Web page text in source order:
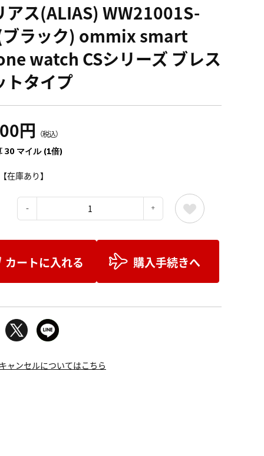
アス(ALIAS) WW21001S-
ラック) ommix smart
watch CSシリーズ ブレス
トタイプ
円 （税込）
30 マイル (1倍)
在庫あり】
カートに入れる 購入手続きへ
ャンセルについてはこちら